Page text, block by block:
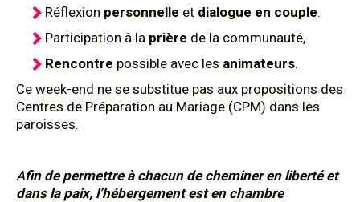
Réflexion personnelle et dialogue en couple.
Participation à la prière de la communauté,
Rencontre possible avec les animateurs.
Ce week-end ne se substitue pas aux propositions des
Centres de Préparation au Mariage (CPM) dans les
paroisses.
Afin de permettre à chacun de cheminer en liberté et
dans la paix, l’hébergement est en chambre